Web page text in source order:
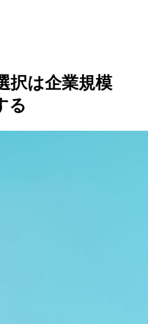
択は企業規模
る